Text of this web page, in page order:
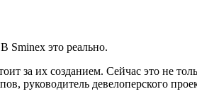
Sminex это реально.
за их созданием. Сейчас это не
руководитель девелоперского